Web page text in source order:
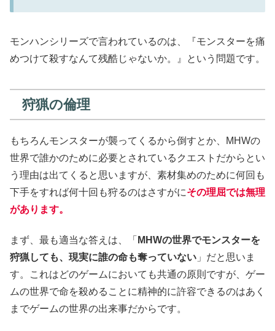
モンハンシリーズで言われているのは、『モンスターを痛
めつけて殺すなんて残酷じゃないか。』という問題です。
狩猟の倫理
もちろんモンスターが襲ってくるから倒すとか、MHWの
世界で誰かのために必要とされているクエストだからとい
う理由は出てくると思いますが、素材集めのために何回も
下手をすれば何十回も狩るのはさすがにその理屈では無理
があります。
まず、最も適当な答えは、「 MHWの世界でモンスターを
狩猟しても、現実に誰の命も奪っていない 」だと思いま
す。これはどのゲームにおいても共通の原則ですが、ゲー
ムの世界で命を殺めることに精神的に許容できるのはあく
までゲームの世界の出来事だからです。